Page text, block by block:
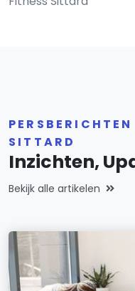
SITTARD
Inzichten,
Bekijk alle artikelen